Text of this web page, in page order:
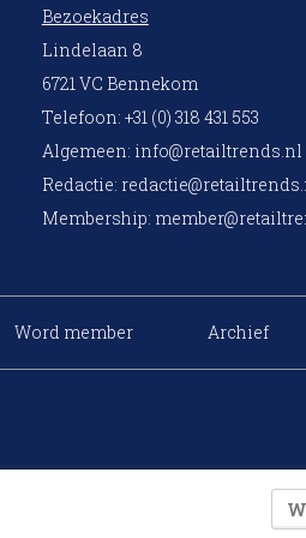
Bezoekadres
Lindelaan 8
6721 VC Bennekom
Telefoon: +31 (0) 318 431 553
Algemeen: info@retailtrends.nl
Redactie:
Membership:
Word member Archief